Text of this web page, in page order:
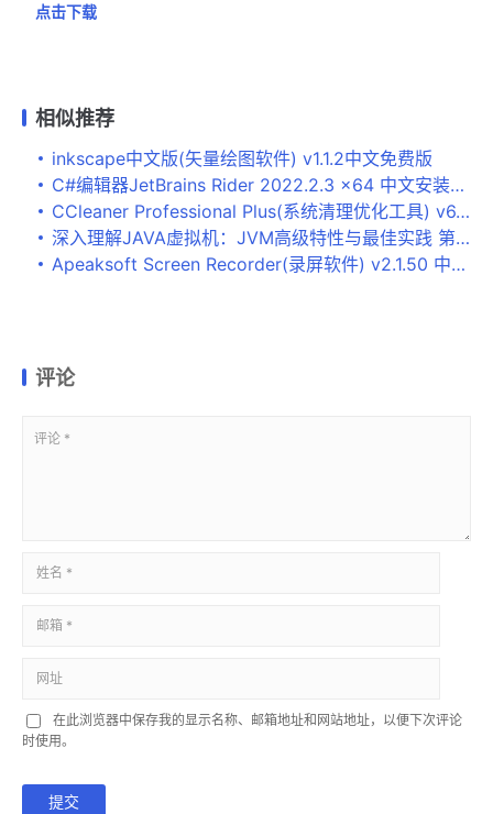
点击下载
相似推荐
inkscape中文版(矢量绘图软件) v1.1.2中文免费版
C#编辑器JetBrains Rider 2022.2.3 x64 中文安装破解版(附最新教程)
CCleaner Professional Plus(系统清理优化工具) v6.01 中文注册授权版
深入理解JAVA虚拟机：JVM高级特性与最佳实践 第3版 中文PDF完整版
Apeaksoft Screen Recorder(录屏软件) v2.1.50 中文破解安装版
评论
在此浏览器中保存我的显示名称、邮箱地址和网站地址，以便下次评论
时使用。
提交